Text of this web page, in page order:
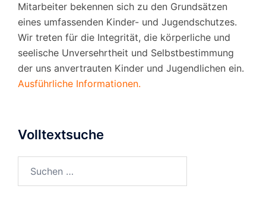
Mitarbeiter bekennen sich zu den Grundsätzen
eines umfassenden Kinder- und Jugendschutzes.
Wir treten für die Integrität, die körperliche und
seelische Unversehrtheit und Selbstbestimmung
der uns anvertrauten Kinder und Jugendlichen ein.
Ausführliche Informationen.
Volltextsuche